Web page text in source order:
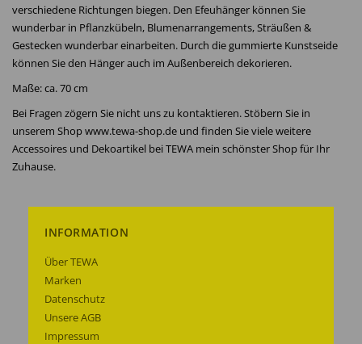
verschiedene Richtungen biegen. Den Efeuhänger können Sie
wunderbar in Pflanzkübeln, Blumenarrangements, Sträußen &
Gestecken wunderbar einarbeiten. Durch die gummierte Kunstseide
können Sie den Hänger auch im Außenbereich dekorieren.
Maße: ca. 70 cm
Bei Fragen zögern Sie nicht uns zu kontaktieren. Stöbern Sie in
unserem Shop www.tewa-shop.de und finden Sie viele weitere
Accessoires und Dekoartikel bei TEWA mein schönster Shop für Ihr
Zuhause.
INFORMATION
Über TEWA
Marken
Datenschutz
Unsere AGB
Impressum